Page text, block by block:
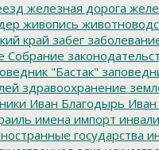
железная дорога
живопись
край забег
Собрание
"Бастак"
здравоохранение
Иван Благодырь Иван
имена импорт
государства